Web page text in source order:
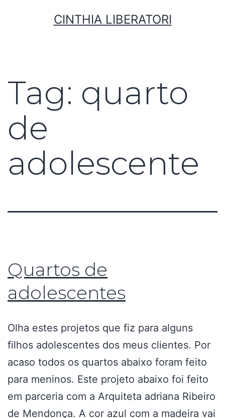
CINTHIA LIBERATORI
Tag: quarto
de
adolescente
Quartos de
adolescentes
Olha estes projetos que fiz para alguns
filhos adolescentes dos meus clientes. Por
acaso todos os quartos abaixo foram feito
para meninos. Este projeto abaixo foi feito
em parceria com a Arquiteta adriana Ribeiro
de Mendonça. A cor azul com a madeira vai